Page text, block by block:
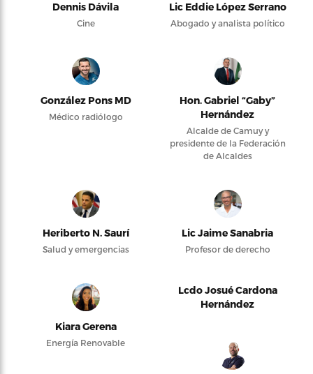
Dennis Dávila
Cine
Lic Eddie López Serrano
Abogado y analista político
González Pons MD
Médico radiólogo
Hon. Gabriel “Gaby”
Hernández
Alcalde de Camuy y
presidente de la Federación
de Alcaldes
Heriberto N. Saurí
Salud y emergencias
Lic Jaime Sanabria
Profesor de derecho
Kiara Gerena
Energía Renovable
Lcdo Josué Cardona
Hernández